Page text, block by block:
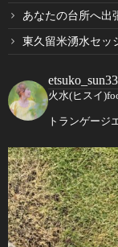
あなたの台所へ出
東久留米湧水セッ
etsuko_sun33
火水(ヒスイ
トランゲージ